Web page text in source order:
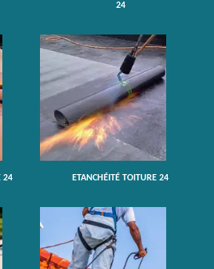
24
24 ETANCHÉITÉ TOITURE 24